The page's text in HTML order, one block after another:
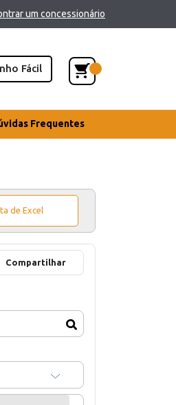
um concessionário
Fácil
Frequentes
de Excel
Compartilhar